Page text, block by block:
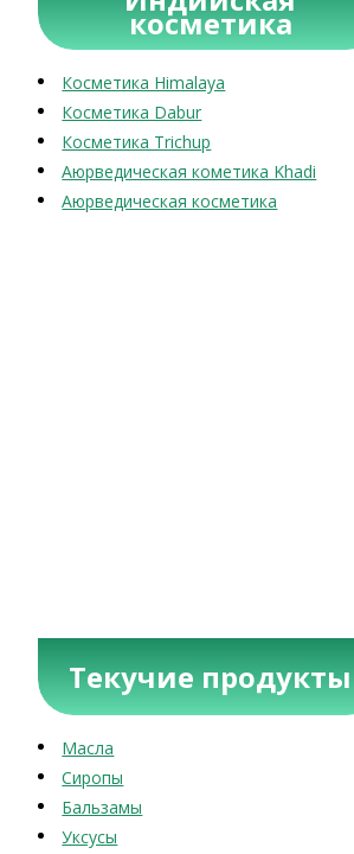
косметика
Косметика Himalaya
Косметика Dabur
Косметика Trichup
Аюрведическая кометика Khadi
Аюрведическая косметика
Текучие продукты
Масла
Сиропы
Бальзамы
Уксусы